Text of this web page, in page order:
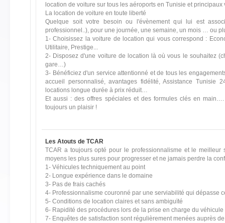
location de voiture sur tous les aéroports en Tunisie et principaux
La location de voiture en toute liberté
Quelque soit votre besoin ou l'évènement qui lui est
professionnel..), pour une journée, une semaine, un mois … ou
1- Choisissez la voiture de location qui vous correspond :
Utilitaire, Prestige...
2- Disposez d'une voiture de location là où vous le souhaitez
gare…)
3- Bénéficiez d'un service attentionné et de tous les
accueil personnalisé, avantages fidélité, Assistance Tunisie
locations longue durée à prix réduit…
Et aussi : des offres spéciales et des formules clés en
toujours un plaisir !
Les Atouts de TCAR
TCAR a toujours opté pour le professionnalisme et le meilleur
moyens les plus sures pour progresser et ne jamais perdre la
1- Véhicules techniquement au point
2- Longue expérience dans le domaine
3- Pas de frais cachés
4- Professionnalisme couronné par une serviabilité qui dépasse
5- Conditions de location claires et sans ambiguïté
6- Rapidité des procédures lors de la prise en charge du véhicule
7- Enquêtes de satisfaction sont régulièrement menées auprès